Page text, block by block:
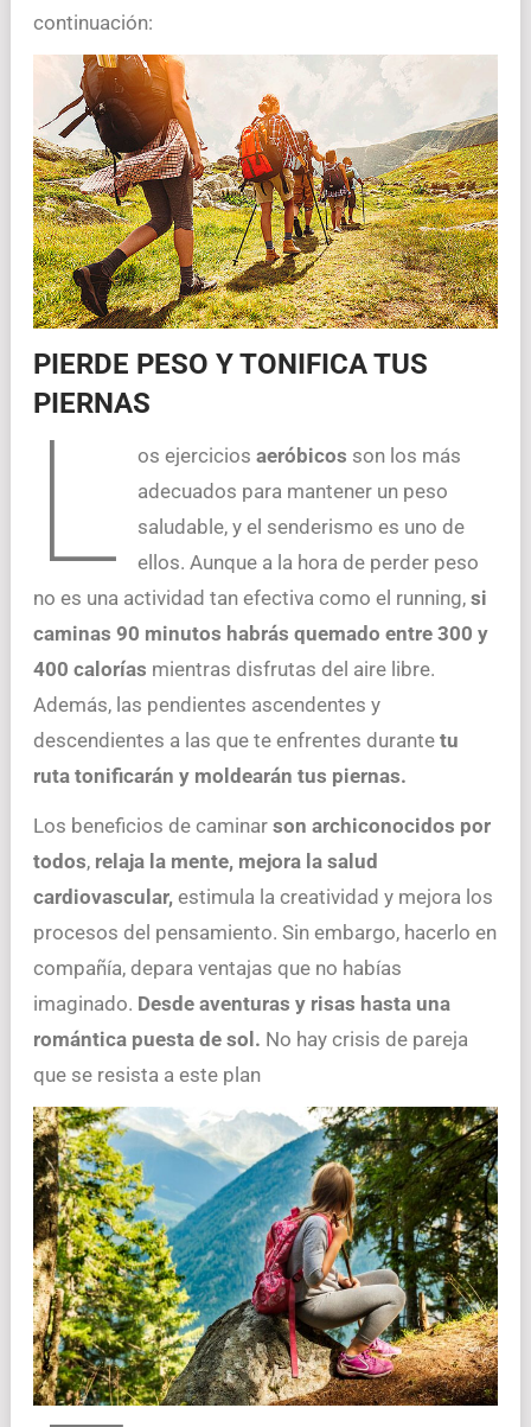
continuación:
PIERDE PESO Y TONIFICA TUS
PIERNAS
L os ejercicios aeróbicos son los más
adecuados para mantener un peso
saludable, y el senderismo es uno de
ellos. Aunque a la hora de perder peso
no es una actividad tan efectiva como el running,si
caminas 90 minutos habrás quemado entre 300 y
400 calorías mientras disfrutas del aire libre.
Además, las pendientes ascendentes y
descendientes a las que te enfrentes durantetu
ruta tonificarán y moldearán tus piernas.
Los beneficios de caminar son archiconocidos por
todos, relaja la mente, mejora la salud
cardiovascular,estimula la creatividad y mejora los
procesos del pensamiento. Sin embargo, hacerlo en
compañía, depara ventajas que no habías
imaginado. Desde aventuras y risas hasta una
romántica puesta de sol. No hay crisis de pareja
que se resista a este plan